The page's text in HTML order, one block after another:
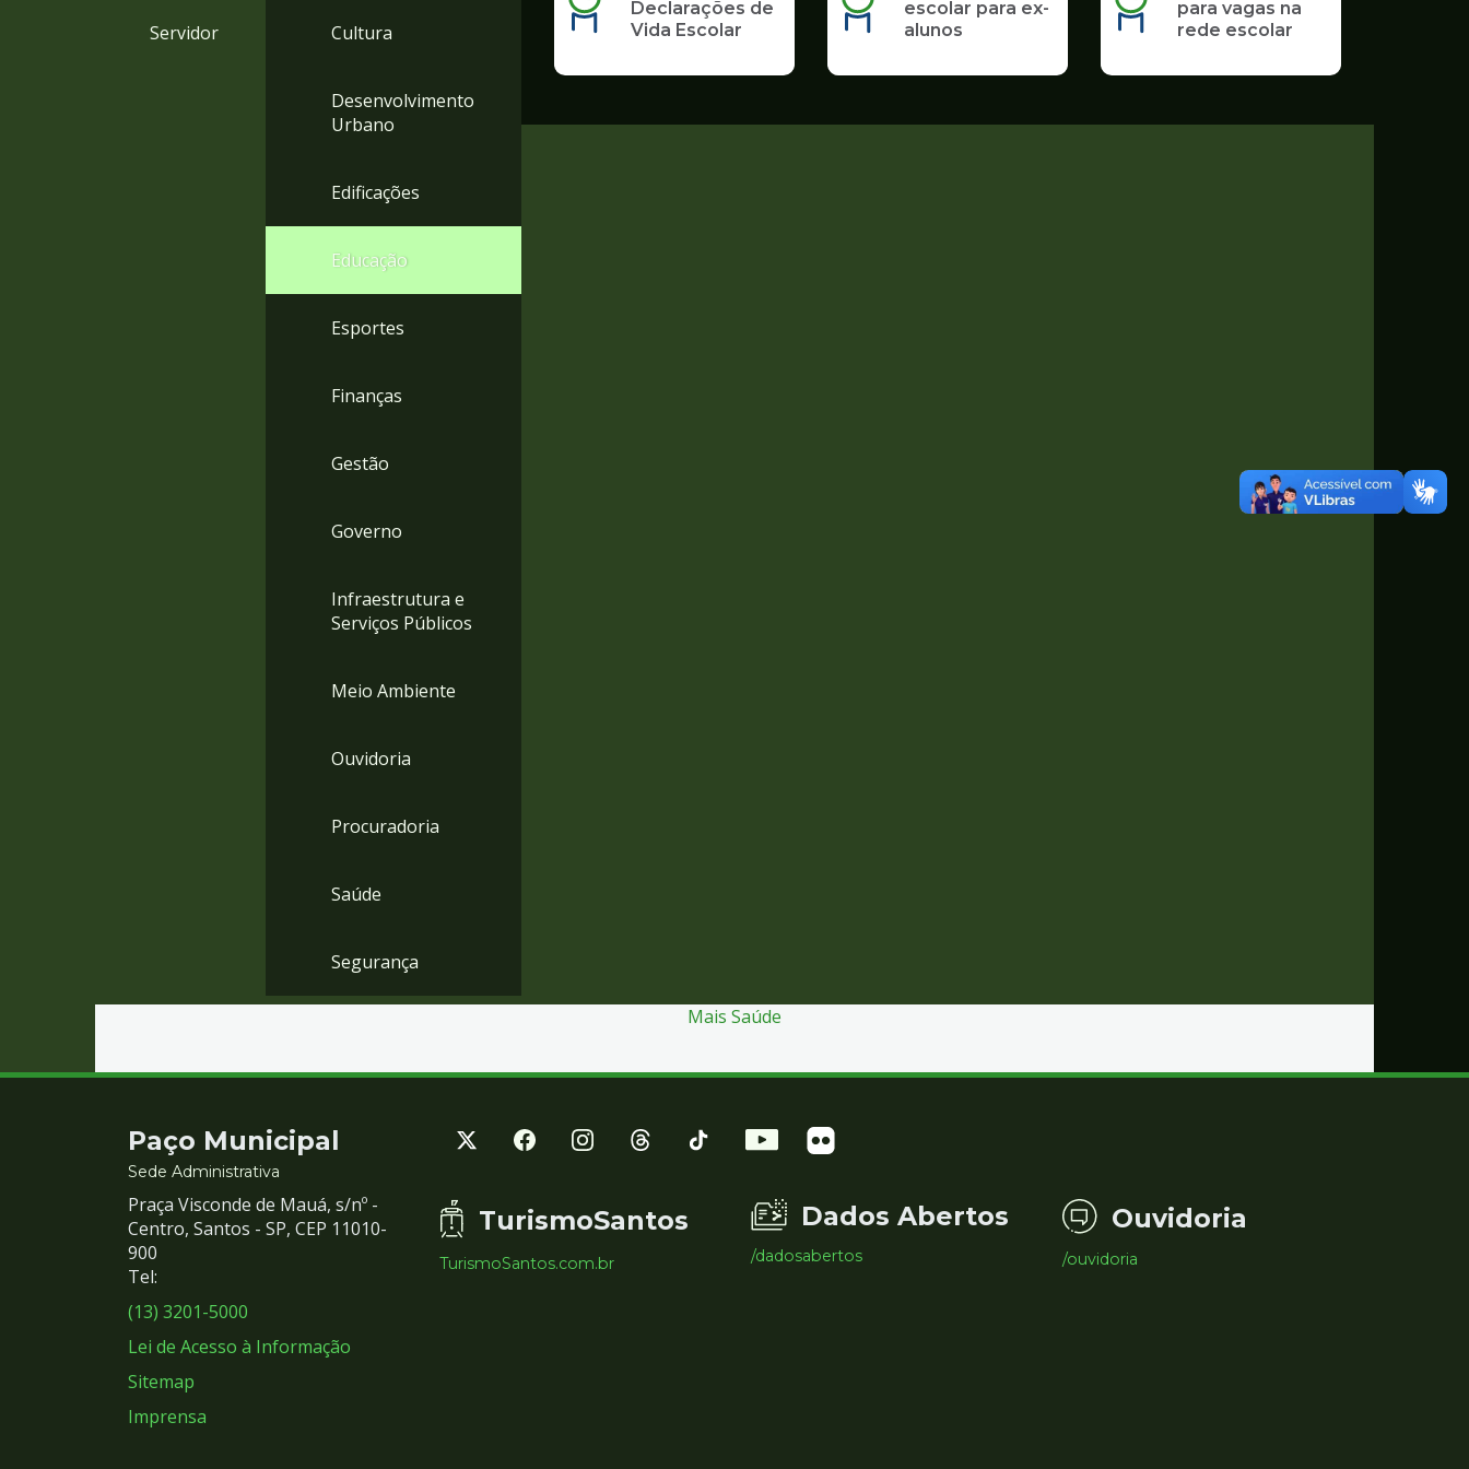
Servidor Cultura
Desenvolvimento
Urbano
Edificações
Educação
Esportes
Finanças
Gestão
Governo
Infraestrutura e
Serviços Públicos
Meio Ambiente
Ouvidoria
Procuradoria
Saúde
Segurança
Declarações de
Vida Escolar
escolar para ex-
alunos
para vagas na
rede escolar
Mais Saúde
Contato
e
Redes
Sociais
Paço Municipal
Sede Administrativa
Praça Visconde de Mauá, s/nº -
Centro, Santos - SP, CEP 11010-
900
Tel:
(13) 3201-5000
Lei de Acesso à Informação
Sitemap
Imprensa
TurismoSantos
TurismoSantos.com.br
Dados Abertos
/dadosabertos
Ouvidoria
/ouvidoria